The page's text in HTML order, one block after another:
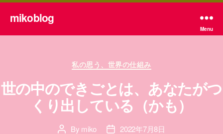
mikoblog
Menu
Categories
私の思う、世界の仕組み
世の中のできごとは、あなたがつ
くり出している（かも）
PostBy miko
Post2022年7月8日